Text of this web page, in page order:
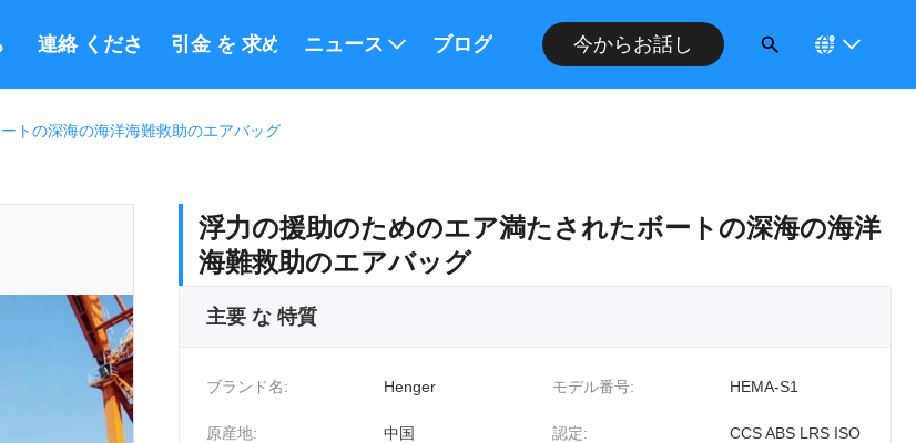
に つい て
連絡 ください 引金 を 求め て ください
ニュース ブログ 今からお話し
トの深海の海洋海難救助のエアバッグ
浮力の援助のためのエア満たされたボートの深海の海洋
海難救助のエアバッグ
主要 な 特質
ブランド名: Henger モデル番号: HEMA-S1
原産地: 中国 認定: CCS ABS LRS ISO